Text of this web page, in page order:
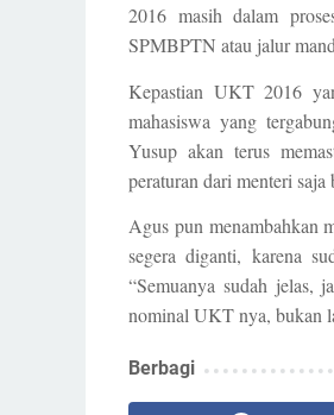
2016 masih dalam
SPMBPTN atau jalur
Kepastian UKT 2016
mahasiswa yang
Yusup akan terus
peraturan dari menteri saja
Agus pun menambahkan
segera diganti, karena
“Semuanya sudah jelas,
nominal UKT nya, bukan
Berbagi